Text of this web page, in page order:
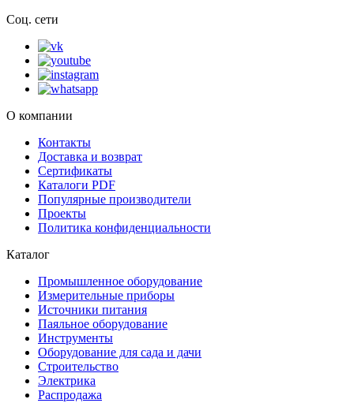
Соц. сети
О компании
Контакты
Доставка и возврат
Сертификаты
Каталоги PDF
Популярные производители
Проекты
Политика конфиденциальности
Каталог
Промышленное оборудование
Измерительные приборы
Источники питания
Паяльное оборудование
Инструменты
Оборудование для сада и дачи
Строительство
Электрика
Распродажа